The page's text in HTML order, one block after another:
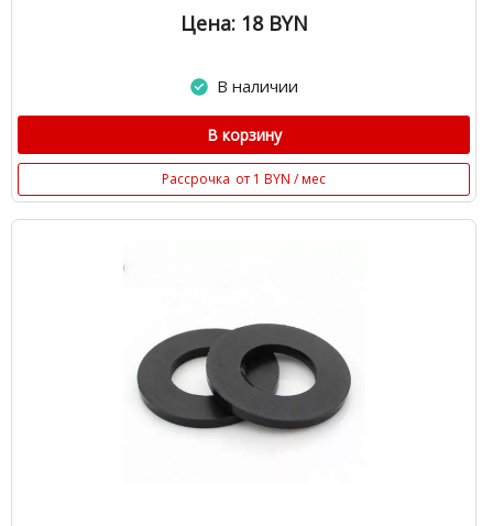
Цена: 18 BYN
В наличии
В корзину
Рассрочка от 1 BYN / мес